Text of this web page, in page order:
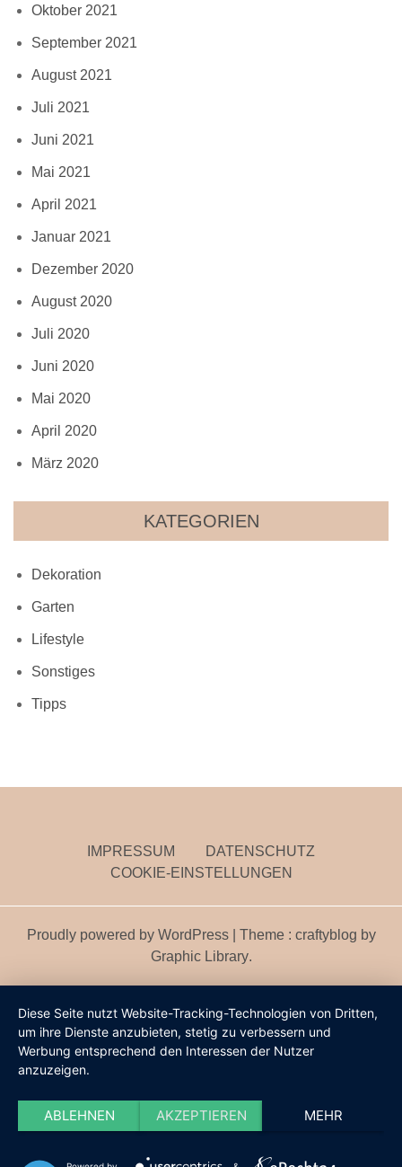
Oktober 2021
September 2021
August 2021
Juli 2021
Juni 2021
Mai 2021
April 2021
Januar 2021
Dezember 2020
August 2020
Juli 2020
Juni 2020
Mai 2020
April 2020
März 2020
KATEGORIEN
Dekoration
Garten
Lifestyle
Sonstiges
Tipps
IMPRESSUM
DATENSCHUTZ
COOKIE-EINSTELLUNGEN
Proudly powered by WordPress
Theme : craftyblog by
Graphic Library.
Diese Seite nutzt Website-Tracking-Technologien von Dritten,
um ihre Dienste anzubieten, stetig zu verbessern und
Werbung entsprechend den Interessen der Nutzer
anzuzeigen.
ABLEHNEN AKZEPTIEREN MEHR